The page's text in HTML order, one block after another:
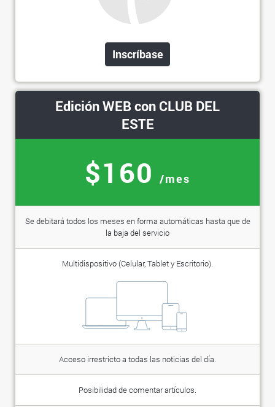
Inscríbase
Edición WEB con CLUB DEL
ESTE
$160 /mes
Se debitará todos los meses en forma automáticas hasta que de
la baja del servicio
Multidispositivo (Celular, Tablet y Escritorio).
Acceso irrestricto a todas las noticias del día.
Posibilidad de comentar artículos.